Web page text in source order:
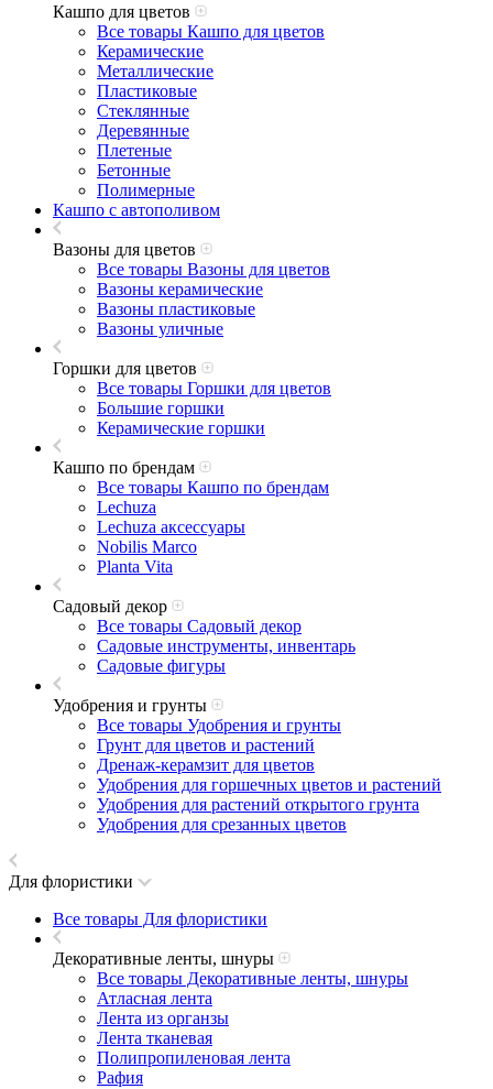
Кашпо для цветов
Все товары Кашпо для цветов
Керамические
Металлические
Пластиковые
Стеклянные
Деревянные
Плетеные
Бетонные
Полимерные
Кашпо с автополивом
Вазоны для цветов
Все товары Вазоны для цветов
Вазоны керамические
Вазоны пластиковые
Вазоны уличные
Горшки для цветов
Все товары Горшки для цветов
Большие горшки
Керамические горшки
Кашпо по брендам
Все товары Кашпо по брендам
Lechuza
Lechuza аксессуары
Nobilis Marco
Planta Vita
Садовый декор
Все товары Садовый декор
Садовые инструменты, инвентарь
Садовые фигуры
Удобрения и грунты
Все товары Удобрения и грунты
Грунт для цветов и растений
Дренаж-керамзит для цветов
Удобрения для горшечных цветов и растений
Удобрения для растений открытого грунта
Удобрения для срезанных цветов
Для флористики
Все товары Для флористики
Декоративные ленты, шнуры
Все товары Декоративные ленты, шнуры
Атласная лента
Лента из органзы
Лента тканевая
Полипропиленовая лента
Рафия